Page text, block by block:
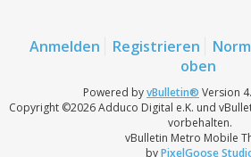
Anmelden Registrieren
oben
Powered byvBulletin® Version
Copyright ©2026 Adduco Digital e.K. und
vorbehalten.
vBulletin Metro Mobile
byPixelGoose